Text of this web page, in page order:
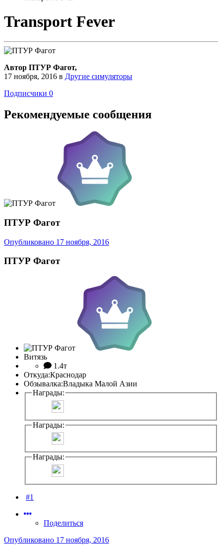
Transport Fever
Автор ПТУР Фагот,
17 ноября, 2016 в Другие симуляторы
Подписчики 0
Рекомендуемые сообщения
ПТУР Фагот
Опубликовано 17 ноября, 2016
ПТУР Фагот
Витязь
1.4т
Откуда:Краснодар
Обзывалка:Владыка Малой Азии
Награды:
Награды:
Награды:
#1
Поделиться
Опубликовано 17 ноября, 2016